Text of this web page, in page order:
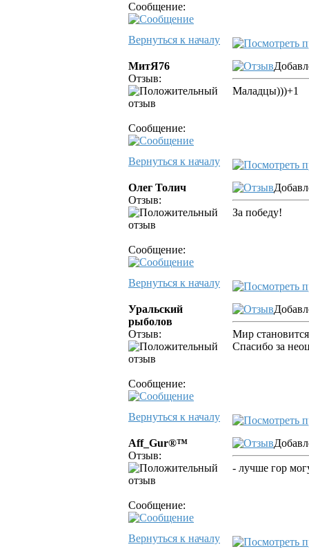
Сообщение:
Вернуться к началу
МитЯ76
Отзыв:
Сообщение:
Маладцы)))+1
Вернуться к началу
Олег Толич
Отзыв:
Сообщение:
За победу!
Вернуться к началу
Уральский
рыболов
Отзыв:
Сообщение:
Мир
Спасибо за
Вернуться к началу
Aff_Gur®™
Отзыв:
Сообщение:
- лучше гор
Вернуться к началу